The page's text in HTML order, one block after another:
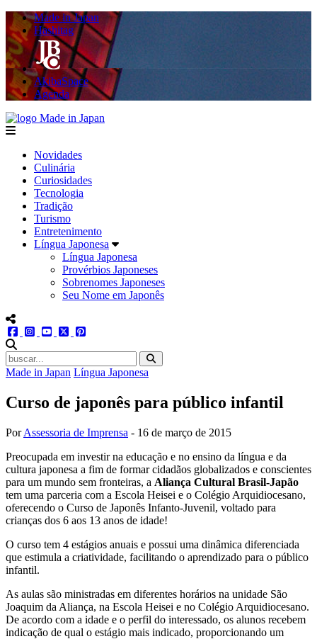
Made in Japan
Hashitag
AkibaSpace
Agenda
menu
Novidades
Culinária
Curiosidades
Tecnologia
Tradição
Turismo
Entretenimento
Língua Japonesa
Língua Japonesa
Provérbios Japoneses
Sobrenomes Japoneses
Seu Nome em Japonês
menu redes social
facebookinstagram
youtube
twitter
Made in Japan Língua Japonesa
Curso de japonês para público infantil
PorAssessoria de Imprensa - 16 de março de 2015
Preocupada em investir na educação e no ensino da língua e da
cultura japonesa a fim de formar cidadãos globalizados e conscientes
para um mundo sem fronteiras, a Aliança Cultural Brasil-Japão
tem uma parceria com a Escola Heisei e o Colégio Arquidiocesano,
oferecendo o Curso de Japonês Infanto-Juvenil, voltado para
crianças dos 6 aos 13 anos de idade!
O curso tem 4 estágios anuais e possui uma dinâmica diferenciada
que estimula a criatividade, facilitando o aprendizado para o público
infantil.
As aulas são ministradas em diferentes horários na unidade São
Joaquim da Aliança, na Escola Heisei e no Colégio Arquidiocesano.
De acordo com a idade e o perfil do interessado, os alunos recebem
indicação de qual o estágio mais indicado, proporcionando um